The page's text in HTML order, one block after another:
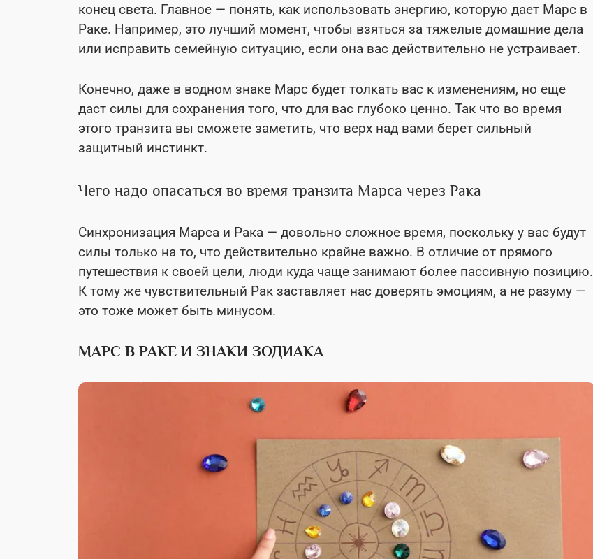
конец света. Главное — понять, как использовать энергию, которую дает Марс в
Раке. Например, это лучший момент, чтобы взяться за тяжелые домашние дела
или исправить семейную ситуацию, если она вас действительно не устраивает.
Конечно, даже в водном знаке Марс будет толкать вас к изменениям, но еще
даст силы для сохранения того, что для вас глубоко ценно. Так что во время
этого транзита вы сможете заметить, что верх над вами берет сильный
защитный инстинкт.
Чего надо опасаться во время транзита Марса через Рака
Синхронизация Марса и Рака — довольно сложное время, поскольку у вас будут
силы только на то, что действительно крайне важно. В отличие от прямого
путешествия к своей цели, люди куда чаще занимают более пассивную позицию.
К тому же чувствительный Рак заставляет нас доверять эмоциям, а не разуму —
это тоже может быть минусом.
МАРС В РАКЕ И ЗНАКИ ЗОДИАКА